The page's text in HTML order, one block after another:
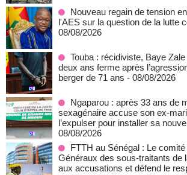
Nouveau regain de tension
l'AES sur la question de la lutte
08/08/2026
Touba : récidiviste, Baye
deux ans ferme après
berger de 71 ans - 08/08/2026
Ngaparou : après 33 ans de
sexagénaire accuse son ex-
l’expulser pour installer sa
08/08/2026
FTTH au Sénégal : Le
Généraux des sous-traitants de
aux accusations et défend le